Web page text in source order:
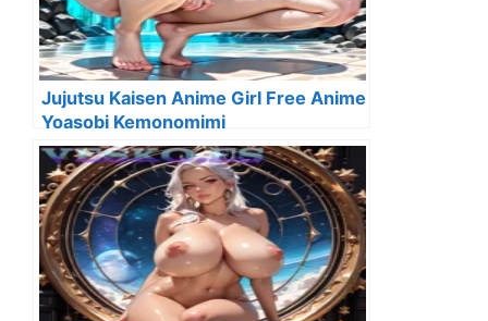
Jujutsu Kaisen Anime Girl Free Anime
Yoasobi Kemonomimi